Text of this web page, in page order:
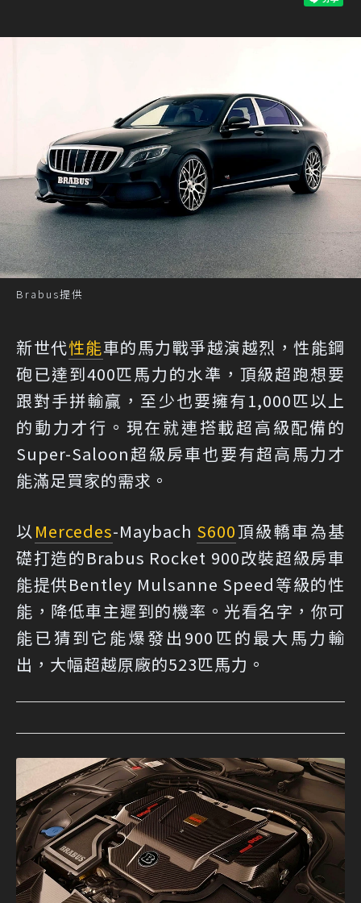
Brabus提供
新世代性能車的馬力戰爭越演越烈，性能鋼
砲已達到400匹馬力的水準，頂級超跑想要
跟對手拼輸贏，至少也要擁有1,000匹以上
的動力才行。現在就連搭載超高級配備的
Super-Saloon超級房車也要有超高馬力才
能滿足買家的需求。
以Mercedes-Maybach S600頂級轎車為基
礎打造的Brabus Rocket 900改裝超級房車
能提供Bentley Mulsanne Speed等級的性
能，降低車主遲到的機率。光看名字，你可
能已猜到它能爆發出900匹的最大馬力輸
出，大幅超越原廠的523匹馬力。